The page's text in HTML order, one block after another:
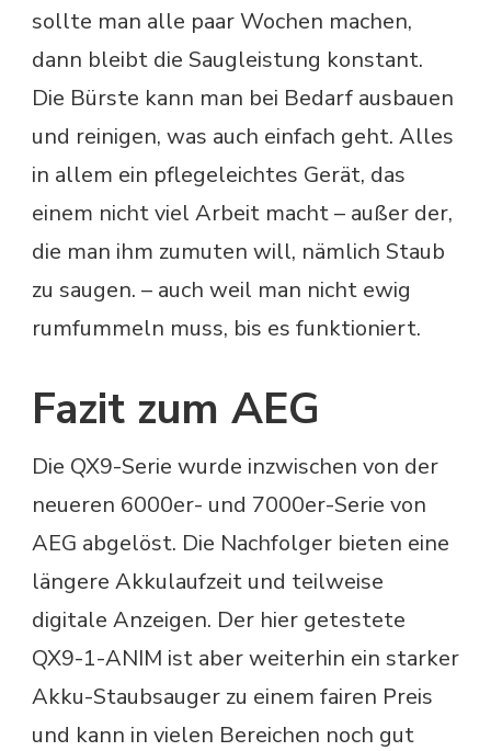
sollte man alle paar Wochen machen,
dann bleibt die Saugleistung konstant.
Die Bürste kann man bei Bedarf ausbauen
und reinigen, was auch einfach geht. Alles
in allem ein pflegeleichtes Gerät, das
einem nicht viel Arbeit macht – außer der,
die man ihm zumuten will, nämlich Staub
zu saugen. – auch weil man nicht ewig
rumfummeln muss, bis es funktioniert.
Fazit zum AEG
Die QX9-Serie wurde inzwischen von der
neueren 6000er- und 7000er-Serie von
AEG abgelöst. Die Nachfolger bieten eine
längere Akkulaufzeit und teilweise
digitale Anzeigen. Der hier getestete
QX9-1-ANIM ist aber weiterhin ein starker
Akku-Staubsauger zu einem fairen Preis
und kann in vielen Bereichen noch gut